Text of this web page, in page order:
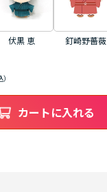
伏黒 恵 釘崎野薔薇
カートに入れる